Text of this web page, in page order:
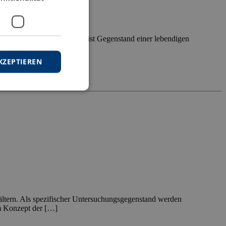
zu stellen sind, ist Gegenstand einer lebendigen
Als spezifischer Untersuchungsgegenstand werden
Konzept der […]